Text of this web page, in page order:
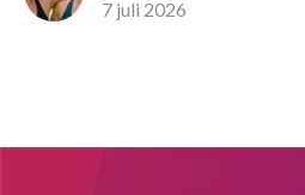
7 juli 2026